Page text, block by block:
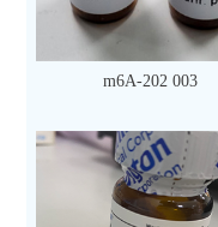
m6A-202 003